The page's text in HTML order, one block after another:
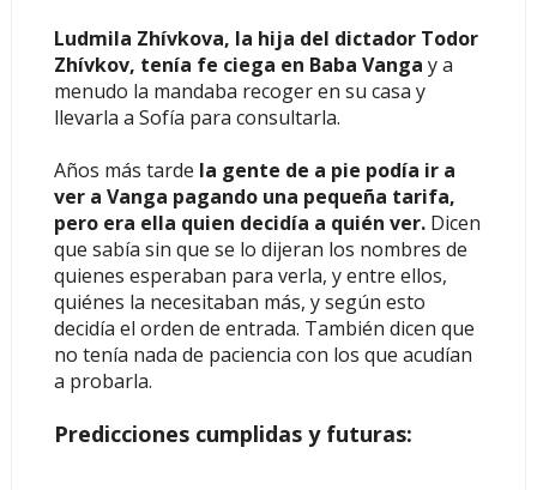
Ludmila Zhívkova, la hija del dictador Todor
Zhívkov, tenía fe ciega en Baba Vanga y a
menudo la mandaba recoger en su casa y
llevarla a Sofía para consultarla.
Años más tarde la gente de a pie podía ir a
ver a Vanga pagando una pequeña tarifa,
pero era ella quien decidía a quién ver.Dicen
que sabía sin que se lo dijeran los nombres de
quienes esperaban para verla, y entre ellos,
quiénes la necesitaban más, y según esto
decidía el orden de entrada. También dicen que
no tenía nada de paciencia con los que acudían
a probarla.
Predicciones cumplidas y futuras: